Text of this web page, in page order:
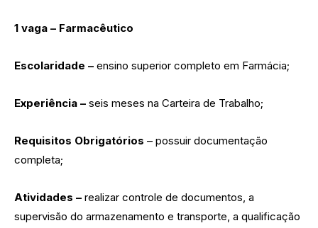
1 vaga – Farmacêutico
Escolaridade – ensino superior completo em Farmácia;
Experiência – seis meses na Carteira de Trabalho;
Requisitos Obrigatórios – possuir documentação
completa;
Atividades – realizar controle de documentos, a
supervisão do armazenamento e transporte, a qualificação